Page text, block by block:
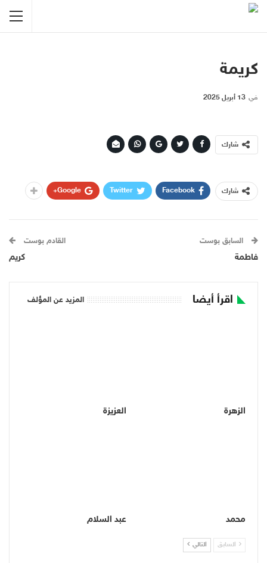
كريمة
في 13 أبريل 2025
شارك
شارك Facebook
Twitter
Google+
السابق بوست
فاطمة
القادم بوست
كريم
اقرأ أيضا المزيد عن المؤلف
الزهرة العزيزة
محمد عبد السلام
السابق التالي